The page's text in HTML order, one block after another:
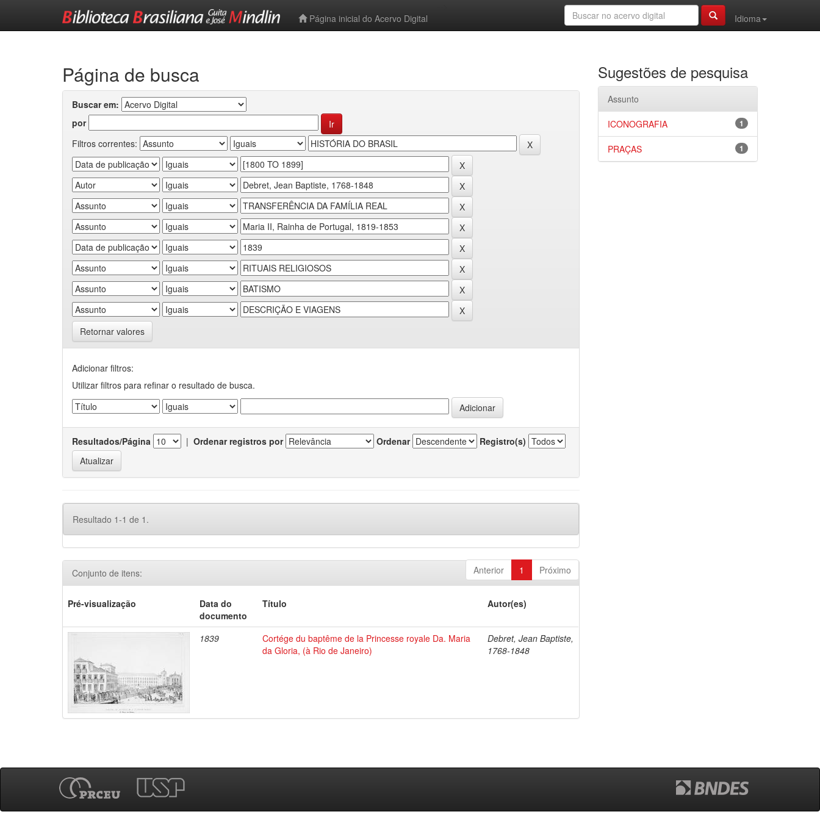
Página inicial do Acervo Digital
Idioma
Página de busca
Buscar em:
por
Filtros correntes:
Retornar valores
Adicionar filtros:
Utilizar filtros para refinar o resultado de busca.
Resultados/Página | Ordenar registros por Ordenar Registro(s)
Resultado 1-1 de 1.
Anterior 1 Próximo
Conjunto de itens:
Pré-visualização
Data do
documento
Título Autor(es)
1839
Cortége du baptême de la Princesse royale Da. Maria
da Gloria, (à Rio de Janeiro)
Debret, Jean Baptiste,
1768-1848
Sugestões de pesquisa
Assunto
1
ICONOGRAFIA
1
PRAÇAS